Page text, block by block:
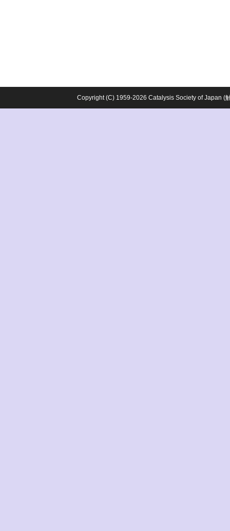
Copyright (C) 1959-2026 Catalysis Society of Japan (